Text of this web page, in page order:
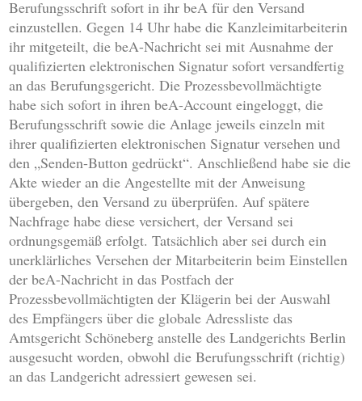
Berufungsschrift sofort in ihr beA für den Versand
einzustellen. Gegen 14 Uhr habe die Kanzleimitarbeiterin
ihr mitgeteilt, die beA-Nachricht sei mit Ausnahme der
qualifizierten elektronischen Signatur sofort versandfertig
an das Berufungsgericht. Die Prozessbevollmächtigte
habe sich sofort in ihren beA-Account eingeloggt, die
Berufungsschrift sowie die Anlage jeweils einzeln mit
ihrer qualifizierten elektronischen Signatur versehen und
den „Senden-Button gedrückt“. Anschließend habe sie die
Akte wieder an die Angestellte mit der Anweisung
übergeben, den Versand zu überprüfen. Auf spätere
Nachfrage habe diese versichert, der Versand sei
ordnungsgemäß erfolgt. Tatsächlich aber sei durch ein
unerklärliches Versehen der Mitarbeiterin beim Einstellen
der beA-Nachricht in das Postfach der
Prozessbevollmächtigten der Klägerin bei der Auswahl
des Empfängers über die globale Adressliste das
Amtsgericht Schöneberg anstelle des Landgerichts Berlin
ausgesucht worden, obwohl die Berufungsschrift (richtig)
an das Landgericht adressiert gewesen sei.